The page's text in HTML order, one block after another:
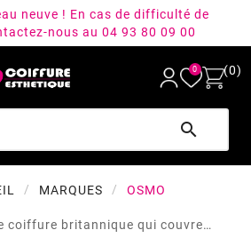
neuve ! En cas de difficulté de
nous au 04 93 80 09 00
0 (0)

MARQUES OSMO
coiffure britannique qui couvre